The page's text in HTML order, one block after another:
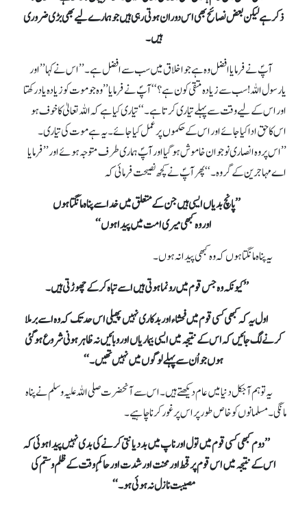
ذکرہے لیکن بعض نصائح بھی اس دوران ہوتی رہی ہیں جو ہمارے لیے بھی بڑی ضروری
ہیں۔
آپؐ نے فرمایا افضل وہ ہے جو اخلاق میں سب سے افضل ہے۔ ’’اس نے کہا ’’اور
یارسول اللہ! سب سے زیادہ متقی کون ہے؟‘‘ آپؐ نے فرمایا’’وہ جو موت کو زیادہ یاد رکھتا
اور اس کے لیے وقت سے پہلے تیاری کرتا ہے۔‘‘تیاری کیا ہے کہ اللہ تعالیٰ کا خوف ہو
اس کا حق ادا کیا جائے اور اس کے حکموں پر عمل کیا جائے۔ یہ ہے موت کی تیاری۔
’’اس پر وہ انصاری نوجوان خاموش ہو گیا اور آپؐ ہماری طرف متوجہ ہوئے اور ’’فرمایا
اے مہاجرین کے گروہ۔‘‘پھر آپؐ نے کچھ نصیحت فرمائی کہ
’’پانچ بدیاں ایسی ہیں جن کے متعلق میں خدا سے پناہ مانگتا ہوں
اور وہ کبھی میری امت میں پیدا ہوں‘‘
یہ پناہ مانگتا ہوں کہ وہ کبھی پیدا نہ ہوں۔
’’کیونکہ وہ جس قوم میں رونما ہوتی ہیں اسے تباہ کرکے چھوڑتی ہیں۔
اول یہ کہ کبھی کسی قوم میں فحشاءاور بدکاری نہیں پھیلی اس حد تک کہ وہ اسے برملا
کرنے لگ جائیں کہ اس کے نتیجہ میں ایسی بیماریاں اور وبائیں نہ ظاہر ہونی شروع ہوگئی
ہوں جواُن سے پہلے لوگوں میں نہیں تھیں۔‘‘
یہ تو ہم آجکل دنیا میں عام دیکھتے ہیں۔ اس سے آنحضرت صلی اللہ علیہ وسلم نے پناہ
مانگی۔ مسلمانوں کو خاص طور پر اس پر غور کرنا چاہیے۔
’’دوم کبھی کسی قوم میں تول اور ناپ میں بددیانتی کرنے کی بدی نہیں پیدا ہوئی کہ
اس کے نتیجہ میں اس قوم پر قحط اور محنت اور شدت اور حاکمِ وقت کے ظلم وستم کی
مصیبت نازل نہ ہوئی ہو۔‘‘